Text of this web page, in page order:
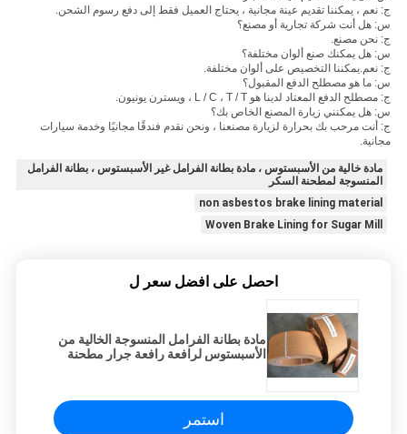
ج: نعم ، يمكننا تقديم عينة مجانية ، يحتاج العميل فقط إلى دفع رسوم الشحن.
س: هل أنت شركة تجارية أو مصنع؟
ج: نحن مصنع.
س: هل يمكنك صنع ألوان مختلفة؟
ج: نعم.يمكننا التخصيص على ألوان مختلفة.
س: ما هو مصطلح الدفع المقبول؟
ج: مصطلح الدفع المعتاد لدينا هو L / C ، T / T ، ويسترن يونيون.
س: هل يمكنني زيارة المصنع الخاص بك؟
ج: أنت مرحب بك بحرارة لزيارة مصنعنا ، ونحن نقدم فندقًا مجانيًا وخدمة سيارات
مجانية.
مادة خالية من الأسبستوس ، مادة بطانة الفرامل غير الأسبستوس ، بطانة الفرامل
المنسوجة لمطحنة السكر
non asbestos brake lining material
Woven Brake Lining for Sugar Mill
احصل على افضل سعر ل
مادة بطانة الفرامل المنسوجة الخالية من
الأسبستوس لرافعة رافعة جرار مطحنة
استمر